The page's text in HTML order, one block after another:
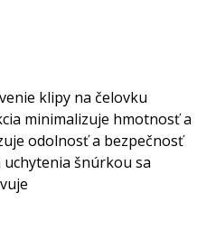
klipy na čelovku
minimalizuje hmotnosť a
odolnosť a bezpečnosť
uchytenia šnúrkou sa